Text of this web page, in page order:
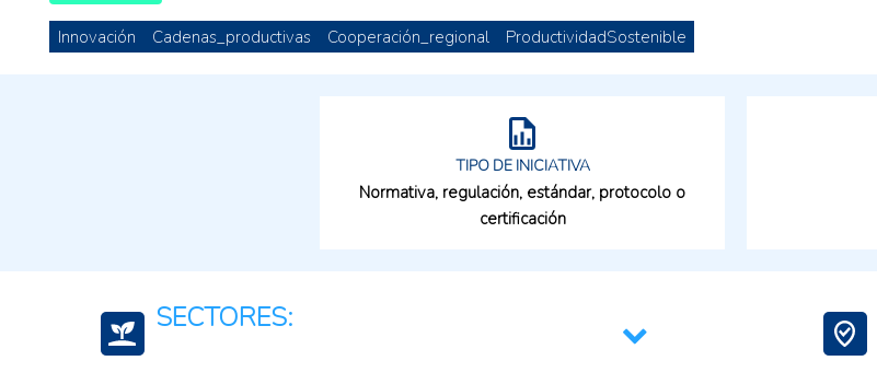
Innovación Cadenas_productivas Cooperación_regional ProductividadSostenible
TIPO DE INICIATIVA
Normativa, regulación, estándar, protocolo o
certificación
SECTORES: